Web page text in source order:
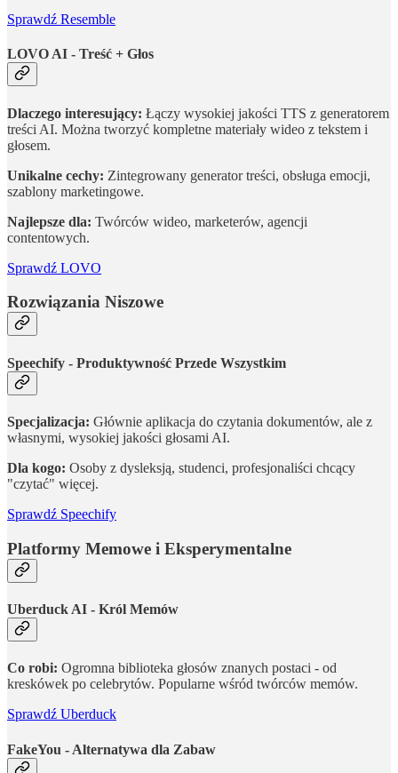
Sprawdź Resemble
LOVO AI - Treść + Głos
Dlaczego interesujący: Łączy wysokiej jakości TTS z generatorem
treści AI. Można tworzyć kompletne materiały wideo z tekstem i
głosem.
Unikalne cechy: Zintegrowany generator treści, obsługa emocji,
szablony marketingowe.
Najlepsze dla: Twórców wideo, marketerów, agencji
contentowych.
Sprawdź LOVO
Rozwiązania Niszowe
Speechify - Produktywność Przede Wszystkim
Specjalizacja: Głównie aplikacja do czytania dokumentów, ale z
własnymi, wysokiej jakości głosami AI.
Dla kogo: Osoby z dysleksją, studenci, profesjonaliści chcący
"czytać" więcej.
Sprawdź Speechify
Platformy Memowe i Eksperymentalne
Uberduck AI - Król Memów
Co robi: Ogromna biblioteka głosów znanych postaci - od
kreskówek po celebrytów. Popularne wśród twórców memów.
Sprawdź Uberduck
FakeYou - Alternatywa dla Zabaw